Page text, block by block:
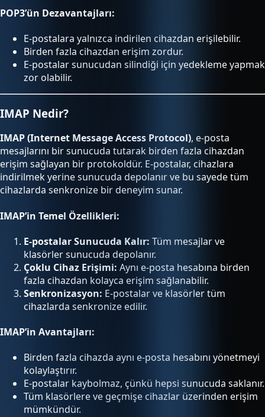
POP3’ün Dezavantajları:
E-postalara yalnızca indirilen cihazdan erişilebilir.
Birden fazla cihazdan erişim zordur.
E-postalar sunucudan silindiği için yedekleme yapmak
zor olabilir.
IMAP Nedir?
IMAP (Internet Message Access Protocol), e-posta
mesajlarını bir sunucuda tutarak birden fazla cihazdan
erişim sağlayan bir protokoldür. E-postalar, cihazlara
indirilmek yerine sunucuda depolanır ve bu sayede tüm
cihazlarda senkronize bir deneyim sunar.
IMAP’in Temel Özellikleri:
E-postalar Sunucuda Kalır: Tüm mesajlar ve
klasörler sunucuda depolanır.
Çoklu Cihaz Erişimi: Aynı e-posta hesabına birden
fazla cihazdan kolayca erişim sağlanabilir.
Senkronizasyon: E-postalar ve klasörler tüm
cihazlarda senkronize edilir.
IMAP’in Avantajları:
Birden fazla cihazda aynı e-posta hesabını yönetmeyi
kolaylaştırır.
E-postalar kaybolmaz, çünkü hepsi sunucuda saklanır.
Tüm klasörlere ve geçmişe cihazlar üzerinden erişim
mümkündür.